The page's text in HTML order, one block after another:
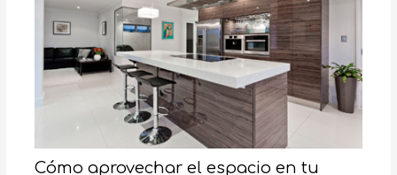
Cómo aprovechar el espacio en tu